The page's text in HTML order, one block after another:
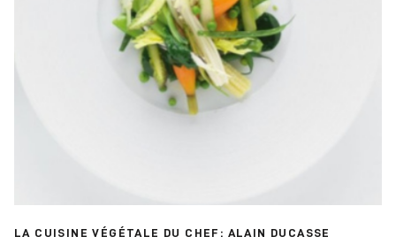
LA CUISINE VÉGÉTALE DU CHEF: ALAIN DUCASSE